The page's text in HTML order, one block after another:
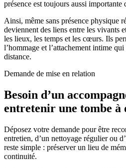
présence est toujours aussi
Ainsi, même sans présence physique
deviennent des liens entre les vivants
les lieux, les temps et les cœurs. Ils
l’hommage et l’attachement intime qui
distance.
Demande de mise en relation
Besoin d’un
entretenir une tombe à
Déposez votre demande pour être
entretien, d’un nettoyage régulier ou
reste simple : préserver un lieu de
continuité.